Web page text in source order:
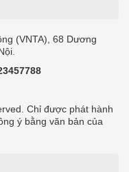
(VNTA), 68 Dương
Chỉ được phát hành
ý bằng văn bản của